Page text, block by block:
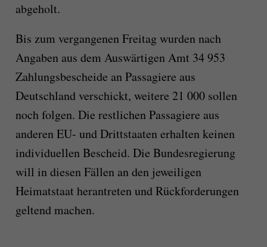
abgeholt.
Bis zum vergangenen Freitag wurden nach
Angaben aus dem Auswärtigen Amt 34 953
Zahlungsbescheide an Passagiere aus
Deutschland verschickt, weitere 21 000 sollen
noch folgen. Die restlichen Passagiere aus
anderen EU- und Drittstaaten erhalten keinen
individuellen Bescheid. Die Bundesregierung
will in diesen Fällen an den jeweiligen
Heimatstaat herantreten und Rückforderungen
geltend machen.